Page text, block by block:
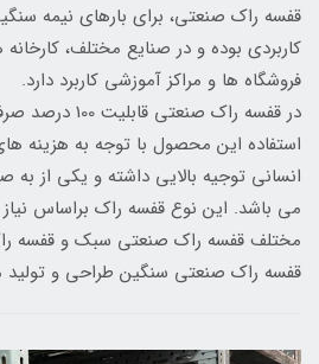
قفسه راک صنعتی، برای بارهای نیمه
کاربردی بوده و در صنایع مختلف، کارخانه
فروشگاه ها و مراکز آموزشی کاربرد دارد.
در قفسه راک صنعتی
استفاده این محصول با توجه به هزینه
انسانی توجیه بالایی داشته و یکی از به
می باشد. این نوع قفسه راک براساس
مختلف قفسه راک صنعتی سبک و قفسه
قفسه راک صنعتی سنگین طراحی و تولید